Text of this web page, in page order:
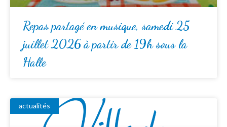
Repas partagé en musique, samedi 25
juillet 2026 à partir de 19h sous la
Halle
actualités